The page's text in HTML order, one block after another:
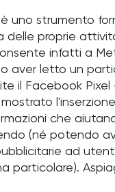
è uno strumento
delle proprie
infatti a
aver letto un
il Facebook
che
(né potendo
ad
particolare).